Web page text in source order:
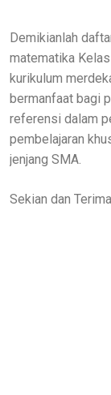
Demikianlah
matematika
kurikulum
bermanfaat bagi
referensi dalam
pembelajaran
jenjang SMA.
Sekian dan